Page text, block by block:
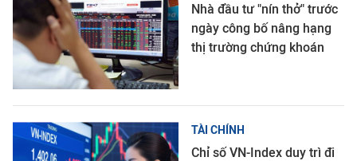
Nhà đầu tư "nín thở" trước
ngày công bố nâng hạng
thị trường chứng khoán
TÀI CHÍNH
Chỉ số VN-Index duy trì đi